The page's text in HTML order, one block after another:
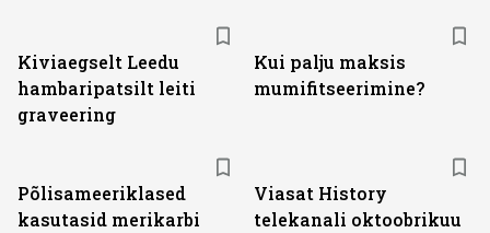
Kiviaegselt Leedu
hambaripatsilt leiti
graveering
Kui palju maksis
mumifitseerimine?
Põlisameeriklased
kasutasid merikarbi
Viasat History
telekanali oktoobrikuu